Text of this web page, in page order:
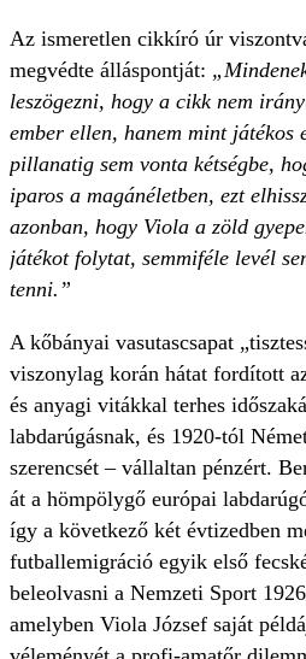
Az ismeretlen cikkíró úr
megvédte álláspontját:
leszögezni, hogy a cikk nem
ember ellen, hanem mint játékos
pillanatig sem vonta kétségbe,
iparos a magánéletben, ezt
azonban, hogy Viola a zöld
játékot folytat, semmiféle levél
tenni.”
A kőbányai vasutascsapat
viszonylag korán hátat fordított
és anyagi vitákkal terhes
labdarúgásnak, és 1920-tól
szerencsét – vállaltan pénzért.
át a hömpölygő európai
így a következő két évtizedben
futballemigráció egyik első
beleolvasni a Nemzeti Sport
amelyben Viola József saját